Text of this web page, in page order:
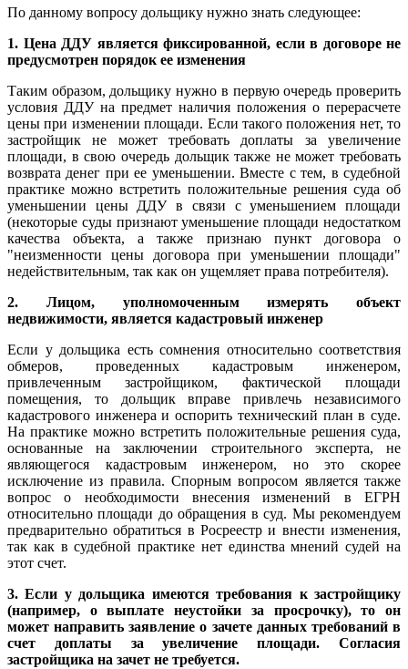
По данному вопросу дольщику нужно знать следующее:
1. Цена ДДУ является фиксированной, если в договоре не
предусмотрен порядок ее изменения
Таким образом, дольщику нужно в первую очередь проверить
условия ДДУ на предмет наличия положения о перерасчете
цены при изменении площади. Если такого положения нет, то
застройщик не может требовать доплаты за увеличение
площади, в свою очередь дольщик также не может требовать
возврата денег при ее уменьшении. Вместе с тем, в судебной
практике можно встретить положительные решения суда об
уменьшении цены ДДУ в связи с уменьшением площади
(некоторые суды признают уменьшение площади недостатком
качества объекта, а также признаю пункт договора о
"неизменности цены договора при уменьшении площади"
недействительным, так как он ущемляет права потребителя).
2. Лицом, уполномоченным измерять объект
недвижимости, является кадастровый инженер
Если у дольщика есть сомнения относительно соответствия
обмеров, проведенных кадастровым инженером,
привлеченным застройщиком, фактической площади
помещения, то дольщик вправе привлечь независимого
кадастрового инженера и оспорить технический план в суде.
На практике можно встретить положительные решения суда,
основанные на заключении строительного эксперта, не
являющегося кадастровым инженером, но это скорее
исключение из правила. Спорным вопросом является также
вопрос о необходимости внесения изменений в ЕГРН
относительно площади до обращения в суд. Мы рекомендуем
предварительно обратиться в Росреестр и внести изменения,
так как в судебной практике нет единства мнений судей на
этот счет.
3. Если у дольщика имеются требования к застройщику
(например, о выплате неустойки за просрочку), то он
может направить заявление о зачете данных требований в
счет доплаты за увеличение площади. Согласия
застройщика на зачет не требуется.